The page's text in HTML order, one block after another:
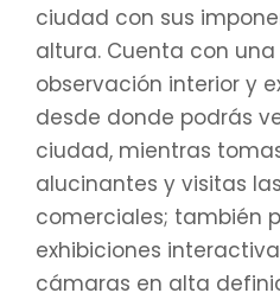
ciudad con sus
altura. Cuenta con
observación interior y
desde donde podrás
ciudad, mientras
alucinantes y visitas
comerciales; también
exhibiciones
cámaras en alta